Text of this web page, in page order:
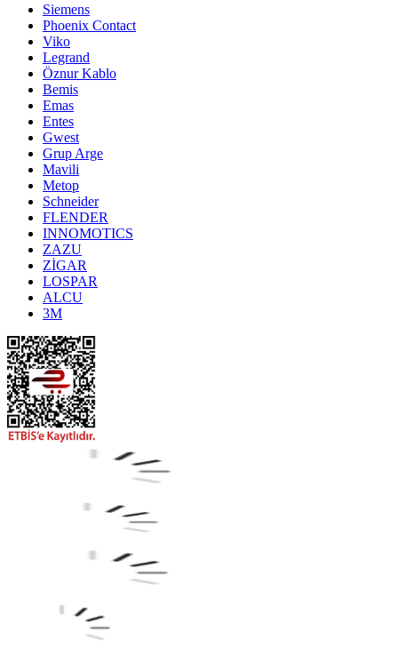
Siemens
Phoenix Contact
Viko
Legrand
Öznur Kablo
Bemis
Emas
Entes
Gwest
Grup Arge
Mavili
Metop
Schneider
FLENDER
INNOMOTICS
ZAZU
ZİGAR
LOSPAR
ALCU
3M